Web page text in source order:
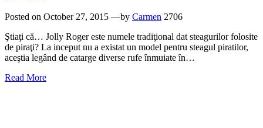
Posted on October 27, 2015 —by Carmen 2706
Ştiaţi că… Jolly Roger este numele tradiţional dat steagurilor folosite
de piraţi? La inceput nu a existat un model pentru steagul piratilor,
aceştia legând de catarge diverse rufe înmuiate în…
Read More